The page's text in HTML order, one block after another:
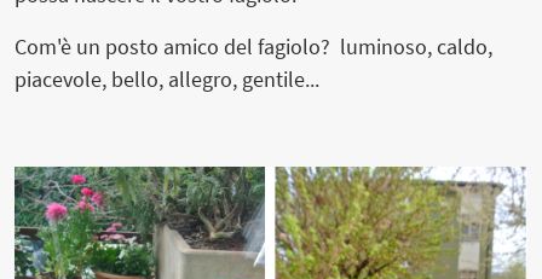
Com'è un posto amico del fagiolo? luminoso, caldo,
piacevole, bello, allegro, gentile...